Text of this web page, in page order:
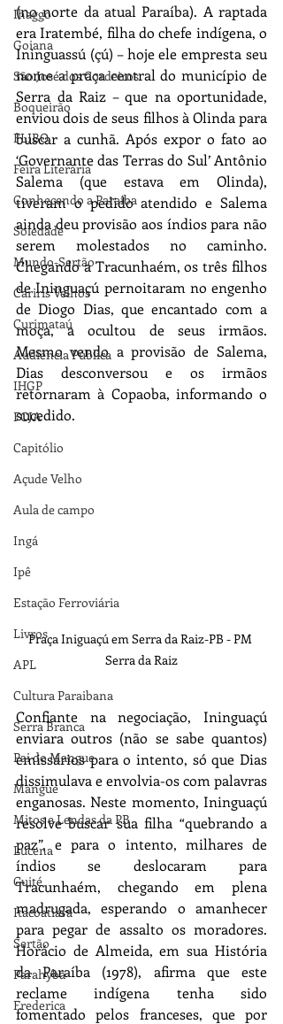
Ihaggo
Goiana
São José dos Cordeiros
Boqueirão
FLIBO
Feira Literária
Conhecendo a Paraíba
Soledade
Mundo-Sertão
Cariris Velhos
Curimataú
Audiência Pública
IHGP
FCJA
Capitólio
Açude Velho
Aula de campo
Ingá
Ipê
Estação Ferroviária
Livros
APL
Cultura Paraibana
Serra Branca
Pai do Mangue
Mangue
Mitos e Lendas da PB
Lucena
Cuité
Itacoatiara
Sertão
Parahyba
Frederica
(no norte da atual Paraíba). A raptada
era Iratembé, filha do chefe indígena, o
Ininguassú (çú) – hoje ele empresta seu
nome a praça central do município de
Serra da Raiz – que na oportunidade,
enviou dois de seus filhos à Olinda para
buscar a cunhã. Após expor o fato ao
‘Governante das Terras do Sul’ Antônio
Salema (que estava em Olinda),
tiveram o pedido atendido e Salema
ainda deu provisão aos índios para não
serem molestados no caminho.
Chegando a Tracunhaém, os três filhos
de Ininguaçú pernoitaram no engenho
de Diogo Dias, que encantado com a
moça, a ocultou de seus irmãos.
Mesmo vendo a provisão de Salema,
Dias desconversou e os irmãos
retornaram à Copaoba, informando o
sucedido.
Praça Iniguaçú em Serra da Raiz-PB - PM
Serra da Raiz
Confiante na negociação, Ininguaçú
enviara outros (não se sabe quantos)
emissários para o intento, só que Dias
dissimulava e envolvia-os com palavras
enganosas. Neste momento, Ininguaçú
resolve buscar sua filha “quebrando a
paz”, e para o intento, milhares de
índios se deslocaram para
Tracunhaém, chegando em plena
madrugada, esperando o amanhecer
para pegar de assalto os moradores.
Horácio de Almeida, em sua História
da Paraíba (1978), afirma que este
reclame indígena tenha sido
fomentado pelos franceses, que por